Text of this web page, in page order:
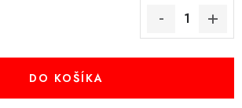
Ako nakupovať
Obchodné podmienky
údajov
Reklamácia Kontakty
DO KOŠÍKA